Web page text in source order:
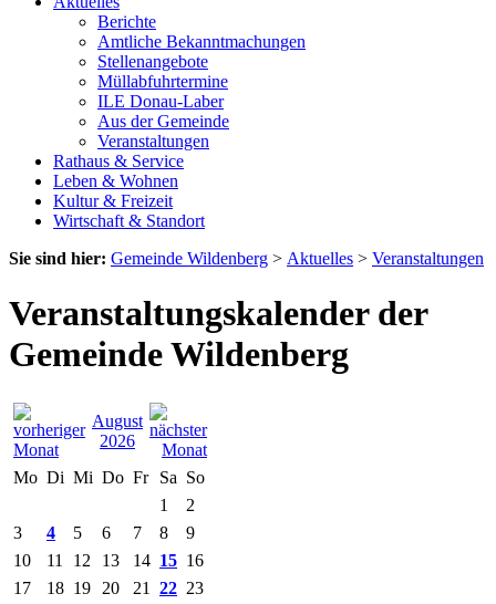
Berichte
Amtliche Bekanntmachungen
Stellenangebote
Müllabfuhrtermine
ILE Donau-Laber
Aus der Gemeinde
Veranstaltungen
Rathaus & Service
Leben & Wohnen
Kultur & Freizeit
Wirtschaft & Standort
Sie sind hier: Gemeinde Wildenberg > Aktuelles > Veranstaltungen
Veranstaltungskalender der
Gemeinde Wildenberg
August
2026
Mo Di Mi Do Fr Sa So
1
2
3
4 5 6 7 8
9
10
11 12 13 14 15 16
17
18 19 20 21 22 23